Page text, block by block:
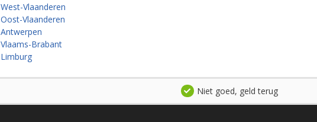
West-Vlaanderen
Oost-Vlaanderen
Antwerpen
Vlaams-Brabant
Limburg
Niet goed, geld terug